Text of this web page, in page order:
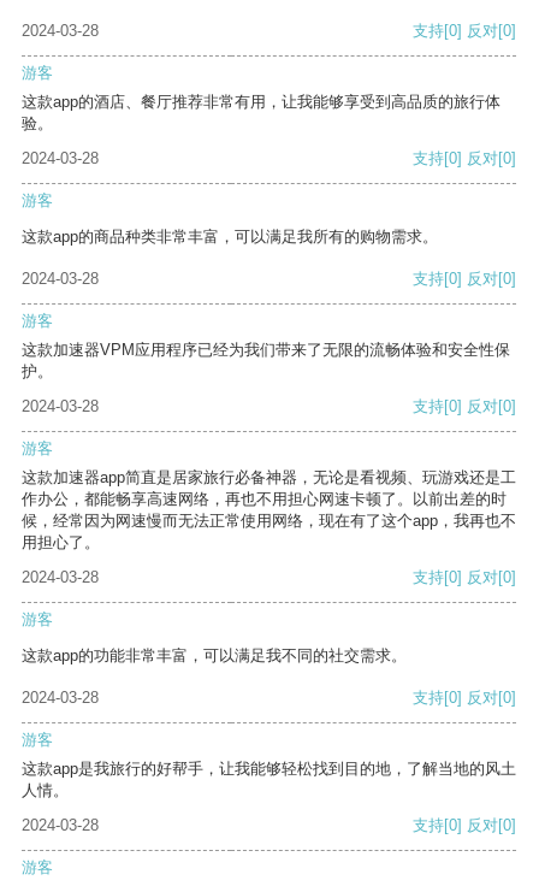
2024-03-28 支持[0] 反对[0]
游客
这款app的酒店、餐厅推荐非常有用，让我能够享受到高品质的旅行体
验。
2024-03-28
支持[0] 反对[0]
游客
这款app的商品种类非常丰富，可以满足我所有的购物需求。
2024-03-28 支持[0] 反对[0]
游客
这款加速器VPM应用程序已经为我们带来了无限的流畅体验和安全性保
护。
2024-03-28
支持[0] 反对[0]
游客
这款加速器app简直是居家旅行必备神器，无论是看视频、玩游戏还是工
作办公，都能畅享高速网络，再也不用担心网速卡顿了。以前出差的时
候，经常因为网速慢而无法正常使用网络，现在有了这个app，我再也不
用担心了。
2024-03-28
支持[0] 反对[0]
游客
这款app的功能非常丰富，可以满足我不同的社交需求。
2024-03-28 支持[0] 反对[0]
游客
这款app是我旅行的好帮手，让我能够轻松找到目的地，了解当地的风土
人情。
2024-03-28
支持[0] 反对[0]
游客